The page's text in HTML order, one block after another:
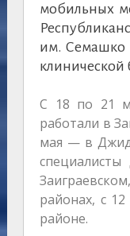
мобильных
им. Семашко
С 18 по 21
работали в
мая — в
районах, с
районе.